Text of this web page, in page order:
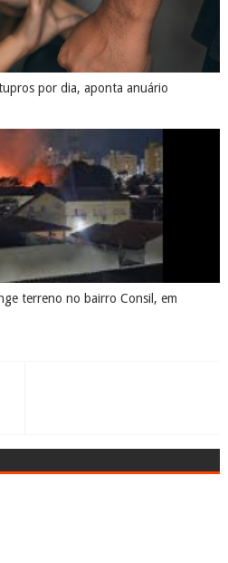
por dia, aponta anuário
terreno no bairro Consil, em